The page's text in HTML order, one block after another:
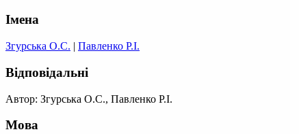
Імена
Згурська О.С. | Павленко Р.І.
Відповідальні
Автор: Згурська О.С., Павленко Р.І.
Мова